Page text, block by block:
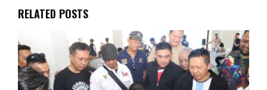
RELATED POSTS